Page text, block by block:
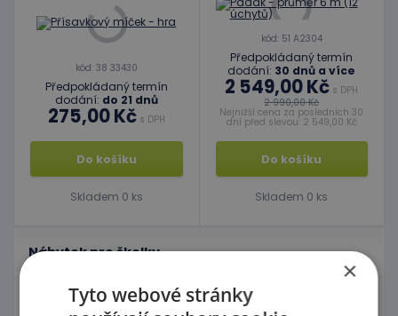
Nábytek pro školky
Didaktické pomůcky
kód: 38 33430
Předpokládaný termín
dodání: do 21 dnů
275,00 Kčs DPH
Do košíku
Skladem 0 ks
kód: 51 A2304
Předpokládaný termín
dodání: 30 dnů a více
2 549,00 Kč s DPH
2 990,00 Kč
Nejnižší cena za posledních 30
dní před slevou: 2 549,00 Kč
Do košíku
Skladem 0 ks
×
Tyto webové stránky